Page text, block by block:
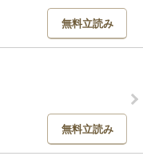
無料立読み
無料立読み